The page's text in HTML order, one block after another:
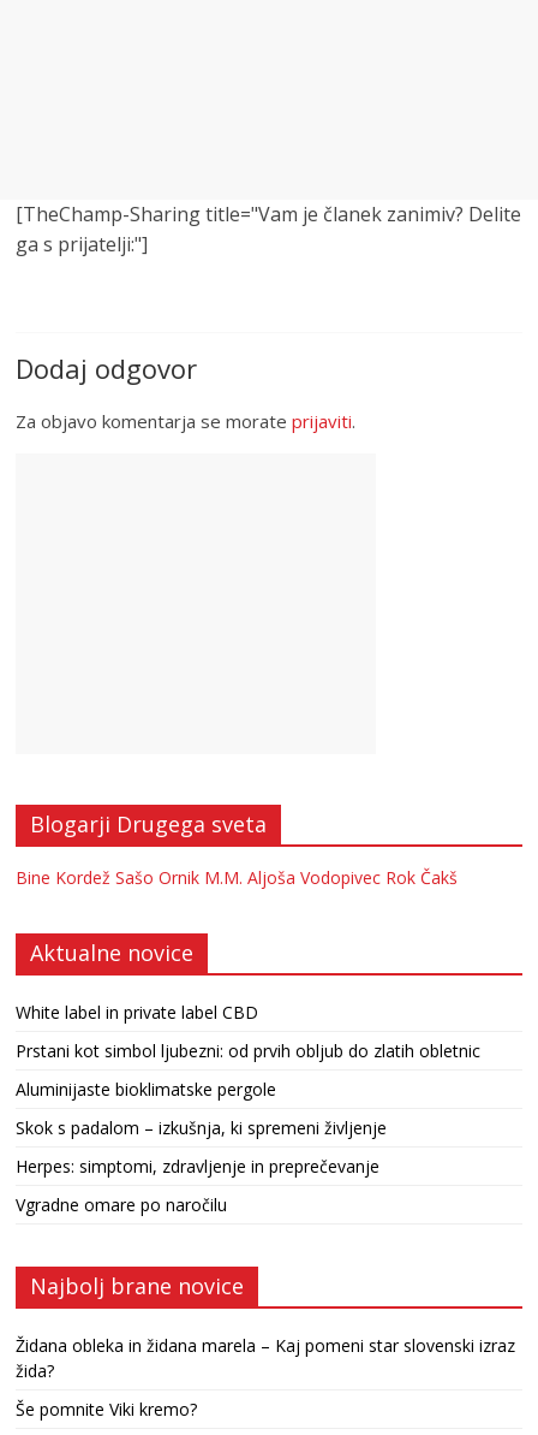
[TheChamp-Sharing title="Vam je članek zanimiv? Delite
ga s prijatelji:"]
Dodaj odgovor
Za objavo komentarja se morateprijaviti.
Blogarji Drugega sveta
Bine Kordež Sašo Ornik M.M. Aljoša Vodopivec Rok Čakš
Aktualne novice
White label in private label CBD
Prstani kot simbol ljubezni: od prvih obljub do zlatih obletnic
Aluminijaste bioklimatske pergole
Skok s padalom – izkušnja, ki spremeni življenje
Herpes: simptomi, zdravljenje in preprečevanje
Vgradne omare po naročilu
Najbolj brane novice
Židana obleka in židana marela – Kaj pomeni star slovenski izraz
žida?
Še pomnite Viki kremo?